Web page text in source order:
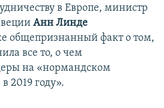
в Европе, министр
Анн Линде
общепризнанный факт о том,
все то, о чем
на «нормандском
2019 году».